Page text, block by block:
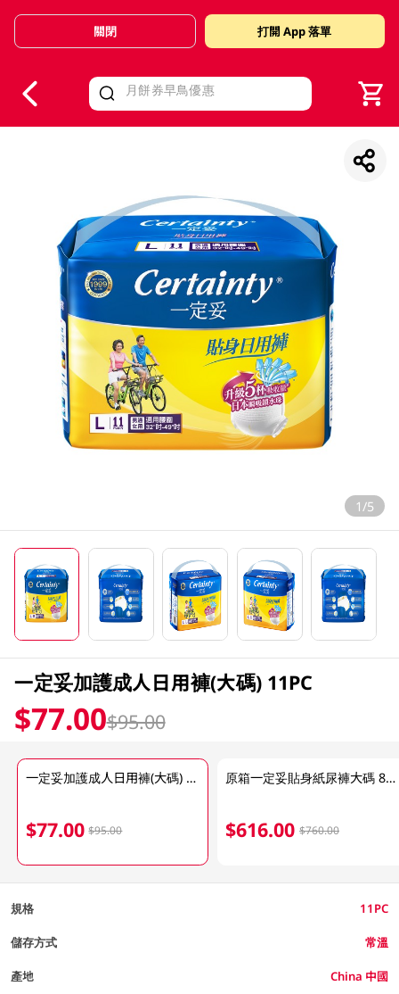
Valid Until 30 June 2026
關閉 打開 App 落單
1/5
一定妥加護成人日用褲(大碼) 11PC
$77.00$95.00
一定妥加護成人日用褲(大碼) 11PC
$77.00 $95.00
原箱一定妥貼身紙尿褲大碼 8X11PCS
$616.00 $760.00
規格 11PC
儲存方式 常溫
產地 China 中國